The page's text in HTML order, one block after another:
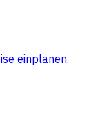
einplanen.